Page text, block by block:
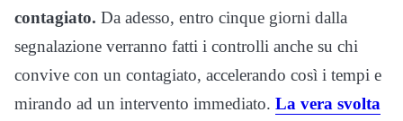
contagiato. Da adesso, entro cinque giorni dalla
segnalazione verranno fatti i controlli anche su chi
convive con un contagiato, accelerando così i tempi e
mirando ad un intervento immediato. La vera svolta